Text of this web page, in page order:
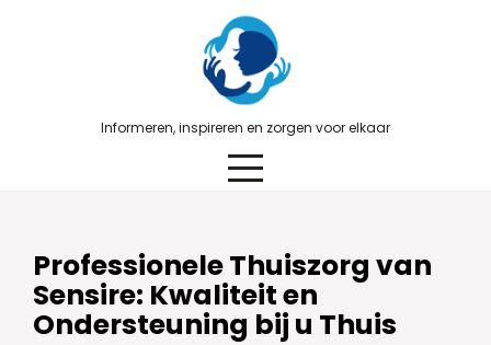
Informeren, inspireren en zorgen voor elkaar
Professionele Thuiszorg van
Sensire: Kwaliteit en
Ondersteuning bij u Thuis